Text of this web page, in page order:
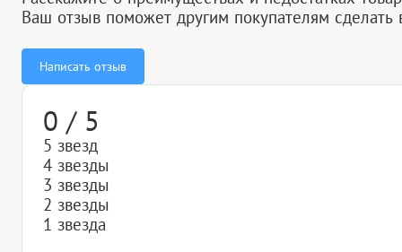
Ваш отзыв поможет другим покупателям сделать
Написать отзыв
0 / 5
5 звезд
4 звезды
3 звезды
2 звезды
1 звезда